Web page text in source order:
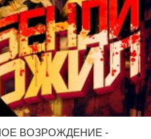
ВОЗРОЖДЕНИЕ -